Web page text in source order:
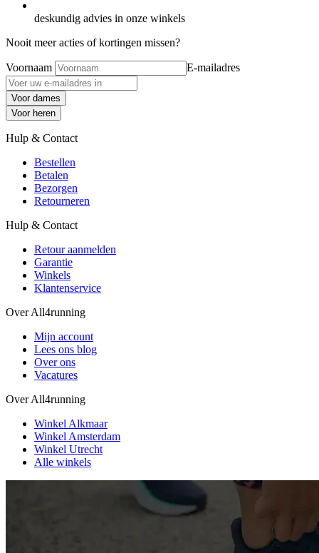
deskundig advies in onze winkels
Nooit meer acties of kortingen missen?
Voornaam E-mailadres
Voor dames
Voor heren
Hulp & Contact
Bestellen
Betalen
Bezorgen
Retourneren
Hulp & Contact
Retour aanmelden
Garantie
Winkels
Klantenservice
Over All4running
Mijn account
Lees ons blog
Over ons
Vacatures
Over All4running
Winkel Alkmaar
Winkel Amsterdam
Winkel Utrecht
Alle winkels